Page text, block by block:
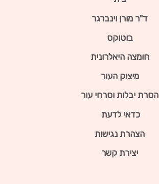
ד"ר מורן וינברגר
בוטוקס
חומצה היאלרונית
מיצוק העור
הסרת יבלות וסרחי עור
כדאי לדעת
הצהרת נגישות
יצירת קשר